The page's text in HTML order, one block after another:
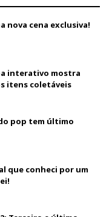
nova cena exclusiva!
interativo mostra
itens coletáveis
pop tem último
que conheci por um